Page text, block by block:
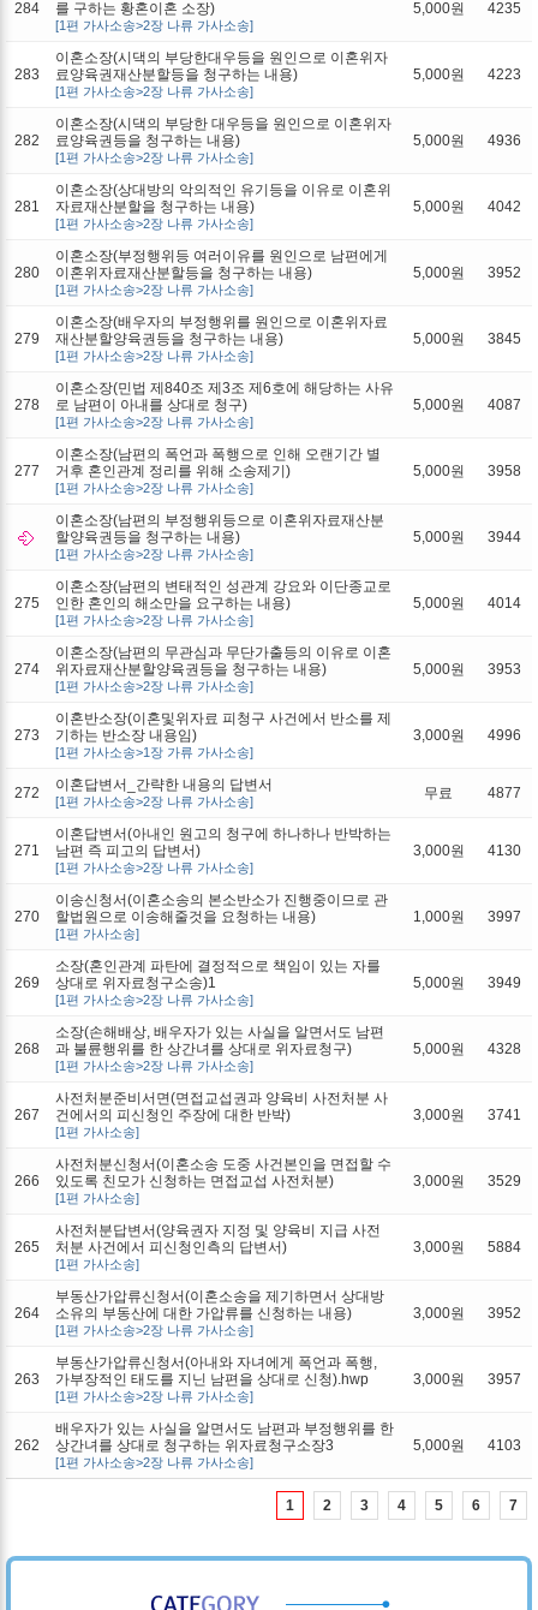
284 를 구하는 황혼이혼 소장)
[1편 가사소송>2장 나류 가사소송]
5,000원 4235
283
이혼소장(시댁의 부당한대우등을 원인으로 이혼위자
료양육권재산분할등을 청구하는 내용)
[1편 가사소송>2장 나류 가사소송]
5,000원 4223
282
이혼소장(시댁의 부당한 대우등을 원인으로 이혼위자
료양육권등을 청구하는 내용)
[1편 가사소송>2장 나류 가사소송]
5,000원 4936
281
이혼소장(상대방의 악의적인 유기등을 이유로 이혼위
자료재산분할을 청구하는 내용)
[1편 가사소송>2장 나류 가사소송]
5,000원 4042
280
이혼소장(부정행위등 여러이유를 원인으로 남편에게
이혼위자료재산분할등을 청구하는 내용)
[1편 가사소송>2장 나류 가사소송]
5,000원 3952
279
이혼소장(배우자의 부정행위를 원인으로 이혼위자료
재산분할양육권등을 청구하는 내용)
[1편 가사소송>2장 나류 가사소송]
5,000원 3845
278
이혼소장(민법 제840조 제3조 제6호에 해당하는 사유
로 남편이 아내를 상대로 청구)
[1편 가사소송>2장 나류 가사소송]
5,000원 4087
277
이혼소장(남편의 폭언과 폭행으로 인해 오랜기간 별
거후 혼인관계 정리를 위해 소송제기)
[1편 가사소송>2장 나류 가사소송]
5,000원 3958
이혼소장(남편의 부정행위등으로 이혼위자료재산분
할양육권등을 청구하는 내용)
[1편 가사소송>2장 나류 가사소송]
5,000원 3944
275
이혼소장(남편의 변태적인 성관계 강요와 이단종교로
인한 혼인의 해소만을 요구하는 내용)
[1편 가사소송>2장 나류 가사소송]
5,000원 4014
274
이혼소장(남편의 무관심과 무단가출등의 이유로 이혼
위자료재산분할양육권등을 청구하는 내용)
[1편 가사소송>2장 나류 가사소송]
5,000원 3953
273
이혼반소장(이혼및위자료 피청구 사건에서 반소를 제
기하는 반소장 내용임)
[1편 가사소송>1장 가류 가사소송]
3,000원 4996
272 이혼답변서_간략한 내용의 답변서
[1편 가사소송>2장 나류 가사소송] 무료 4877
271
이혼답변서(아내인 원고의 청구에 하나하나 반박하는
남편 즉 피고의 답변서)
[1편 가사소송>2장 나류 가사소송]
3,000원 4130
270
이송신청서(이혼소송의 본소반소가 진행중이므로 관
할법원으로 이송해줄것을 요청하는 내용)
[1편 가사소송]
1,000원 3997
269
소장(혼인관계 파탄에 결정적으로 책임이 있는 자를
상대로 위자료청구소송)1
[1편 가사소송>2장 나류 가사소송]
5,000원 3949
268
소장(손해배상, 배우자가 있는 사실을 알면서도 남편
과 불륜행위를 한 상간녀를 상대로 위자료청구)
[1편 가사소송>2장 나류 가사소송]
5,000원 4328
267
사전처분준비서면(면접교섭권과 양육비 사전처분 사
건에서의 피신청인 주장에 대한 반박)
[1편 가사소송]
3,000원 3741
266
사전처분신청서(이혼소송 도중 사건본인을 면접할 수
있도록 친모가 신청하는 면접교섭 사전처분)
[1편 가사소송]
3,000원 3529
265
사전처분답변서(양육권자 지정 및 양육비 지급 사전
처분 사건에서 피신청인측의 답변서)
[1편 가사소송]
3,000원 5884
264
부동산가압류신청서(이혼소송을 제기하면서 상대방
소유의 부동산에 대한 가압류를 신청하는 내용)
[1편 가사소송>2장 나류 가사소송]
3,000원 3952
263
부동산가압류신청서(아내와 자녀에게 폭언과 폭행,
가부장적인 태도를 지닌 남편을 상대로 신청).hwp
[1편 가사소송>2장 나류 가사소송]
3,000원 3957
262
배우자가 있는 사실을 알면서도 남편과 부정행위를 한
상간녀를 상대로 청구하는 위자료청구소장3
[1편 가사소송>2장 나류 가사소송]
5,000원 4103
1 2 3 4 5 6 7